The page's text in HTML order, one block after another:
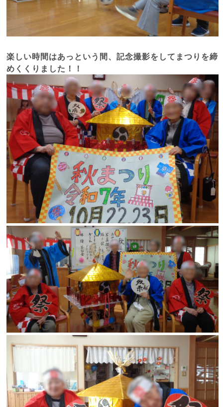
楽しい時間はあっという間、記念撮影をしてまつりを締
めくくりました！！